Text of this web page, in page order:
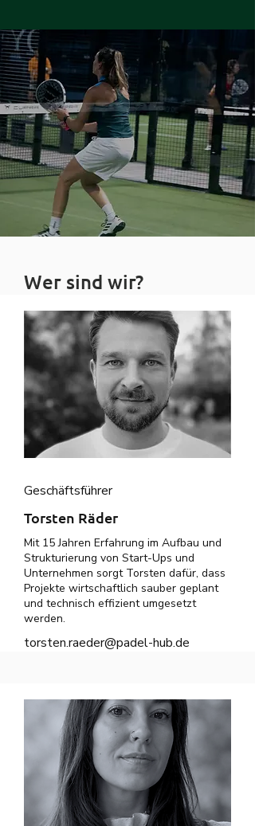
Wer sind wir?
Geschäftsführer
Torsten Räder
Mit 15 Jahren Erfahrung im Aufbau und
Strukturierung von Start-Ups und
Unternehmen sorgt Torsten dafür, dass
Projekte wirtschaftlich sauber geplant
und technisch effizient umgesetzt
werden.
torsten.raeder@padel-hub.de